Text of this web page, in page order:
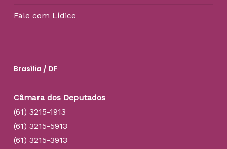
Fale com Lídice
Brasília / DF
Câmara dos Deputados
(61) 3215-1913
(61) 3215-5913
(61) 3215-3913